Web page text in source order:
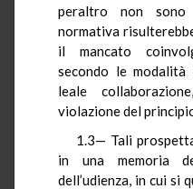
peraltro non sono
normativa
il mancato
secondo le
leale
violazione del
1.3— Tali
in una memoria
dell’udienza, in cui si